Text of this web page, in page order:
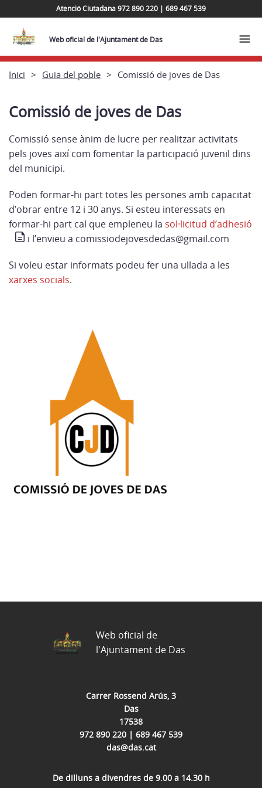
Atenció Ciutadana 972 890 220 | 689 467 539
Web oficial de l'Ajuntament de Das
Inici Guia del poble Comissió de joves de Das
Comissió de joves de Das
Comissió sense ànim de lucre per realitzar activitats
pels joves així com fomentar la participació juvenil dins
del municipi.
Poden formar-hi part totes les persones amb capacitat
d’obrar entre 12 i 30 anys. Si esteu interessats en
formar-hi part cal que empleneu la sol·licitud d’adhesió
i l’envieu a comissiodejovesdedas@gmail.com
Si voleu estar informats podeu fer una ullada a les
xarxes socials.
Carrer Rossend Arús, 3
Das
17538
972 890 220 | 689 467 539
das@das.cat
De dilluns a divendres de 9.00 a 14.30 h
Web oficial de
l'Ajuntament de Das